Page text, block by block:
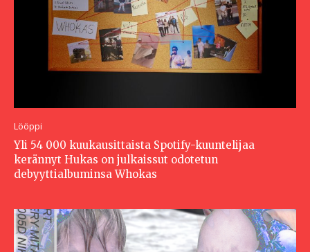
Lööppi
Yli 54 000 kuukausittaista Spotify-kuuntelijaa
kerännyt Hukas on julkaissut odotetun
debyyttialbuminsa Whokas